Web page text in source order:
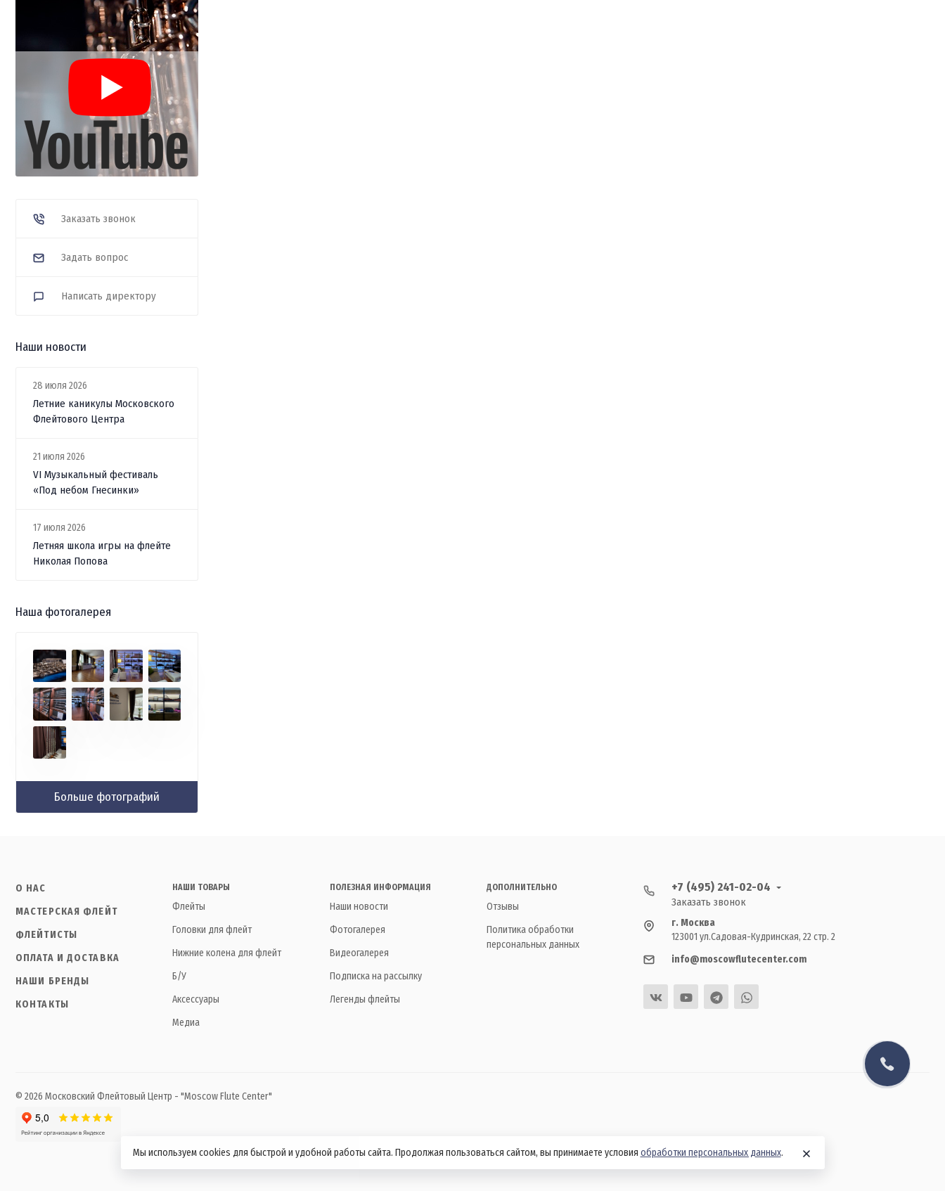
Заказать звонок
Задать вопрос
Написать директору
Наши новости
28 июля 2026
Летние каникулы Московского
Флейтового Центра
21 июля 2026
VI Музыкальный фестиваль
«Под небом Гнесинки»
17 июля 2026
Летняя школа игры на флейте
Николая Попова
Наша фотогалерея
Больше фотографий
О НАС
МАСТЕРСКАЯ ФЛЕЙТ
ФЛЕЙТИСТЫ
ОПЛАТА И ДОСТАВКА
НАШИ БРЕНДЫ
КОНТАКТЫ
НАШИ ТОВАРЫ
Флейты
Головки для флейт
Нижние колена для флейт
Б/У
Аксессуары
Медиа
ПОЛЕЗНАЯ ИНФОРМАЦИЯ
Наши новости
Фотогалерея
Видеогалерея
Подписка на рассылку
Легенды флейты
ДОПОЛНИТЕЛЬНО
Отзывы
Политика обработки
персональных данных
+7 (495) 241-02-04
Заказать звонок
г. Москва
123001 ул.Садовая-Кудринская, 22 стр. 2
info@moscowflutecenter.com
© 2026 Московский Флейтовый Центр - "Moscow Flute Center"
Мы используем cookies для быстрой и удобной работы сайта. Продолжая пользоваться сайтом, вы принимаете условия обработки персональных данных.